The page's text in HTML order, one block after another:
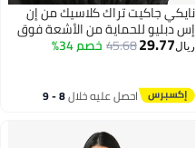
نايكي جاكيت تراك كلاسيك من إن
إس دبليو للحماية من الأشعة فوق
البنفسجية
ريال29.77
45.68خصم 34%
احصل عليه خلال 8 - 9